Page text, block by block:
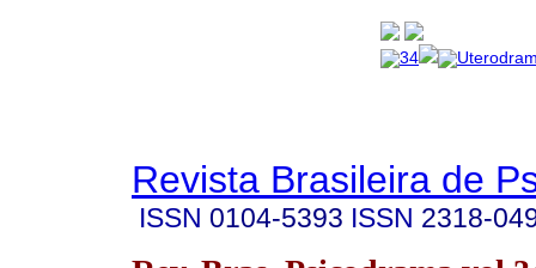
Revista Brasileira de
ISSN 0104-5393 ISSN 2318-